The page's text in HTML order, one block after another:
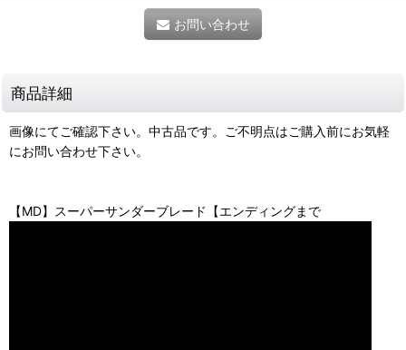
お問い合わせ
商品詳細
画像にてご確認下さい。中古品です。ご不明点はご購入前にお気軽
にお問い合わせ下さい。
【MD】スーパーサンダーブレード【エンディングまで